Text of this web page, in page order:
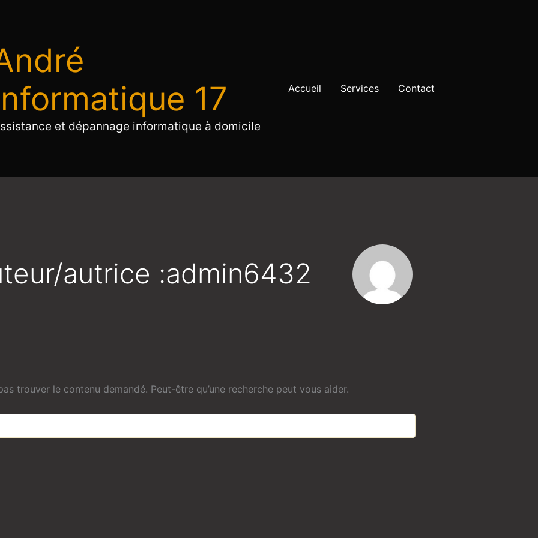
17
et dépannage informatique à domicile
Accueil Services Contact
autrice :admin6432
trouver le contenu demandé. Peut-être qu’une recherche peut vous aider.